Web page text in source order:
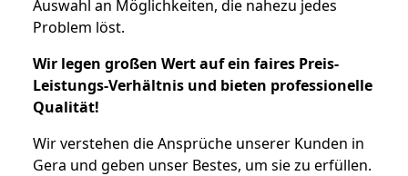
Auswahl an Möglichkeiten, die nahezu jedes
Problem löst.
Wir legen großen Wert auf ein faires Preis-
Leistungs-Verhältnis und bieten professionelle
Qualität!
Wir verstehen die Ansprüche unserer Kunden in
Gera und geben unser Bestes, um sie zu erfüllen.